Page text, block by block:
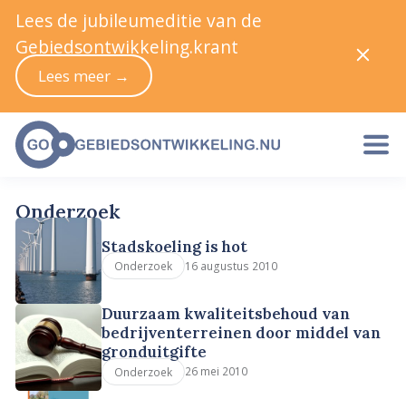
Onderzoek
Stadskoeling is hot
Onderzoek 16 augustus 2010
Duurzaam kwaliteitsbehoud van
bedrijventerreinen door middel van
gronduitgifte
Onderzoek 26 mei 2010
Lees de jubileumeditie van de
Gebiedsontwikkeling.krant
Lees meer →